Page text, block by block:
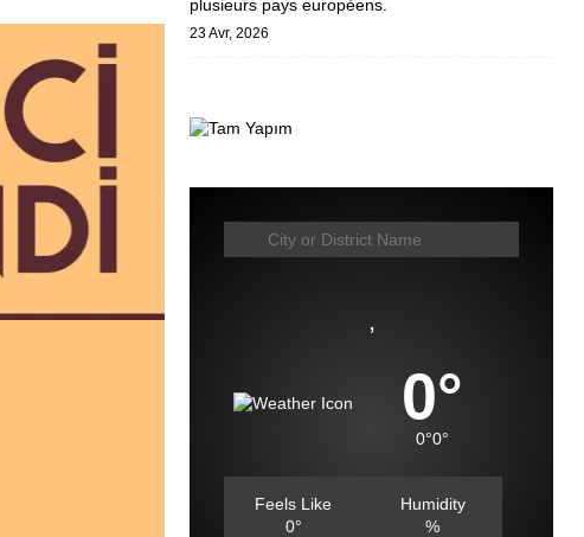
plusieurs pays européens.
23 Avr, 2026
,
0°
0°0°
Feels Like
0°
Humidity
%